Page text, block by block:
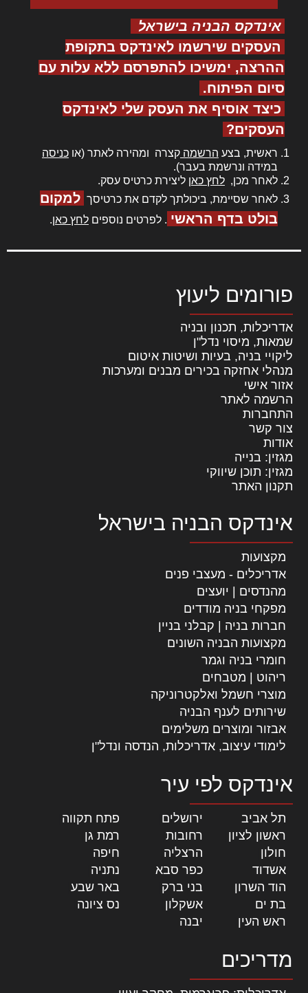
אינדקס הבניה בישראל
העסקים שירשמו לאינדקס בתקופת
ההרצה, ימשיכו להתפרסם ללא עלות עם
סיום הפיתוח.
כיצד אוסיף את העסק שלי לאינדקס
העסקים?
ראשית, בצע הרשמה קצרה ומהירה לאתר (או כניסה
במידה ונרשמת בעבר).
לאחר מכן, לחץ כאן ליצירת כרטיס עסק.
לאחר שסיימת, ביכולתך לקדם את כרטיסך למקום
בולט בדף הראשי . לפרטים נוספים לחץ כאן.
פורומים ליעוץ
אדריכלות, תכנון ובניה
שמאות, מיסוי נדל"ן
ליקויי בניה, בעיות ושיטות איטום
מנהלי אחזקה בכירים מבנים ומערכות
אזור אישי
הרשמה לאתר
התחברות
צור קשר
אודות
מגזין: בנייה
מגזין: תוכן שיווקי
תקנון האתר
אינדקס הבניה בישראל
מקצועות
אדריכלים - מעצבי פנים
מהנדסים | יועצים
מפקחי בניה מודדים
חברות בניה | קבלני בניין
מקצועות הבניה השונים
חומרי בניה וגמר
ריהוט | מטבחים
מוצרי חשמל ואלקטרוניקה
שירותים לענף הבניה
אבזור ומוצרים משלימים
לימודי עיצוב, אדריכלות, הנדסה ונדל"ן
אינדקס לפי עיר
תל אביב ירושלים פתח תקווה
ראשון לציון
רחובות רמת גן
חולון
הרצליה חיפה
אשדוד
כפר סבא נתניה
הוד השרון
בני ברק באר שבע
בת ים
אשקלון נס ציונה
ראש העין
יבנה
מדריכים